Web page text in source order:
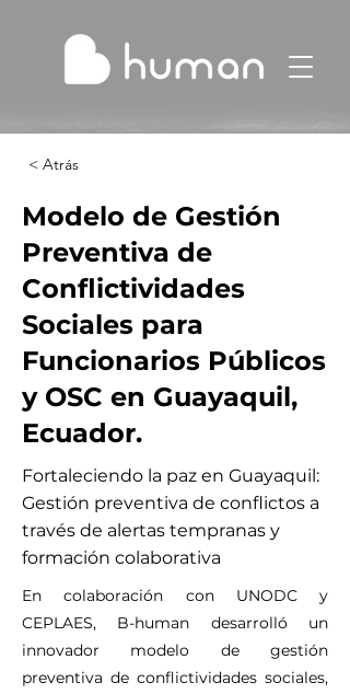
< Atrás
Modelo de Gestión
Preventiva de
Conflictividades
Sociales para
Funcionarios Públicos
y OSC en Guayaquil,
Ecuador.
Fortaleciendo la paz en Guayaquil:
Gestión preventiva de conflictos a
través de alertas tempranas y
formación colaborativa
En colaboración con UNODC y
CEPLAES, B-human desarrolló un
innovador modelo de gestión
preventiva de conflictividades sociales,